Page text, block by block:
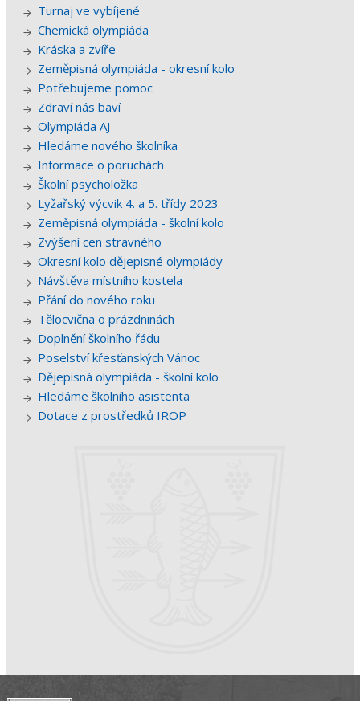
Turnaj ve vybíjené
Chemická olympiáda
Kráska a zvíře
Zeměpisná olympiáda - okresní kolo
Potřebujeme pomoc
Zdraví nás baví
Olympiáda AJ
Hledáme nového školníka
Informace o poruchách
Školní psycholožka
Lyžařský výcvik 4. a 5. třídy 2023
Zeměpisná olympiáda - školní kolo
Zvýšení cen stravného
Okresní kolo dějepisné olympiády
Návštěva místního kostela
Přání do nového roku
Tělocvična o prázdninách
Doplnění školního řádu
Poselství křesťanských Vánoc
Dějepisná olympiáda - školní kolo
Hledáme školního asistenta
Dotace z prostředků IROP